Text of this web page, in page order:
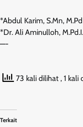
*Abdul Karim, S.Mn, M.Pd
*Dr. Ali Aminulloh,
—-
73 kali dilihat , 1 kali
Terkait